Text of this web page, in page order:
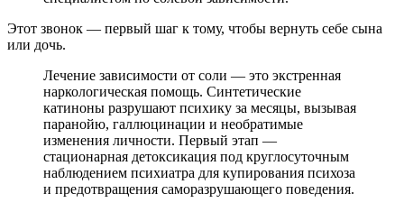
Этот звонок — первый шаг к тому, чтобы вернуть себе сына
или дочь.
Лечение зависимости от соли — это экстренная
наркологическая помощь. Синтетические
катиноны разрушают психику за месяцы, вызывая
паранойю, галлюцинации и необратимые
изменения личности. Первый этап —
стационарная детоксикация под круглосуточным
наблюдением психиатра для купирования психоза
и предотвращения саморазрушающего поведения.